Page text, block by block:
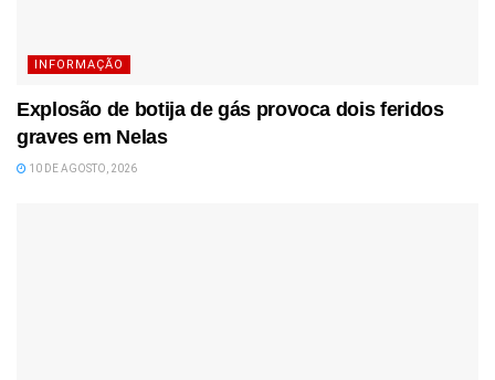
INFORMAÇÃO
Explosão de botija de gás provoca dois feridos
graves em Nelas
10 DE AGOSTO, 2026